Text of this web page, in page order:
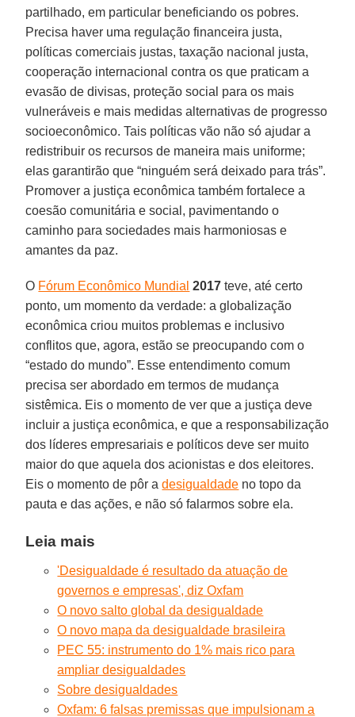
partilhado, em particular beneficiando os pobres.
Precisa haver uma regulação financeira justa,
políticas comerciais justas, taxação nacional justa,
cooperação internacional contra os que praticam a
evasão de divisas, proteção social para os mais
vulneráveis e mais medidas alternativas de progresso
socioeconômico. Tais políticas vão não só ajudar a
redistribuir os recursos de maneira mais uniforme;
elas garantirão que “ninguém será deixado para trás”.
Promover a justiça econômica também fortalece a
coesão comunitária e social, pavimentando o
caminho para sociedades mais harmoniosas e
amantes da paz.
O Fórum Econômico Mundial 2017 teve, até certo
ponto, um momento da verdade: a globalização
econômica criou muitos problemas e inclusivo
conflitos que, agora, estão se preocupando com o
“estado do mundo”. Esse entendimento comum
precisa ser abordado em termos de mudança
sistêmica. Eis o momento de ver que a justiça deve
incluir a justiça econômica, e que a responsabilização
dos líderes empresariais e políticos deve ser muito
maior do que aquela dos acionistas e dos eleitores.
Eis o momento de pôr adesigualdade no topo da
pauta e das ações, e não só falarmos sobre ela.
Leia mais
'Desigualdade é resultado da atuação de
governos e empresas', diz Oxfam
O novo salto global da desigualdade
O novo mapa da desigualdade brasileira
PEC 55: instrumento do 1% mais rico para
ampliar desigualdades
Sobre desigualdades
Oxfam: 6 falsas premissas que impulsionam a